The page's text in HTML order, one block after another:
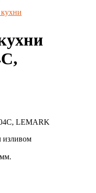
LEMARK
изливом